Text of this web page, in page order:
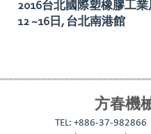
2016台北國際塑橡膠工業
12 ~16日, 台北南港館
方春機
TEL: +886-37-982866